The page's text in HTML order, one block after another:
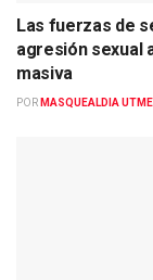
Las fuerzas de
agresión sexual
masiva
POR MASQUEALDIA